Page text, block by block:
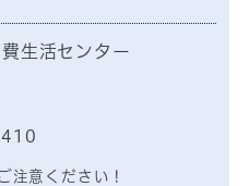
生活センター
注意ください！